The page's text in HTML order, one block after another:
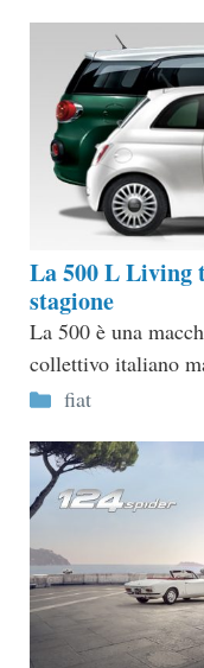
La 500 L Living
stagione
La 500 è una
collettivo italiano
Categorie
fiat